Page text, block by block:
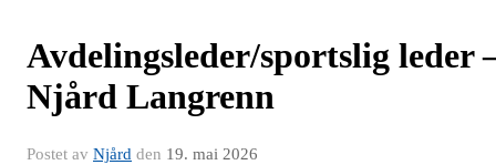
Avdelingsleder/sportslig leder
Njård Langrenn
Postet av Njård den 19. mai 2026